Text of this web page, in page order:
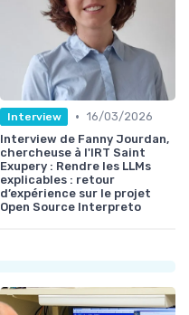
Interview • 16/03/2026
Interview de Fanny Jourdan,
chercheuse à l'IRT Saint
Exupery : Rendre les LLMs
explicables : retour
d’expérience sur le projet
Open Source Interpreto